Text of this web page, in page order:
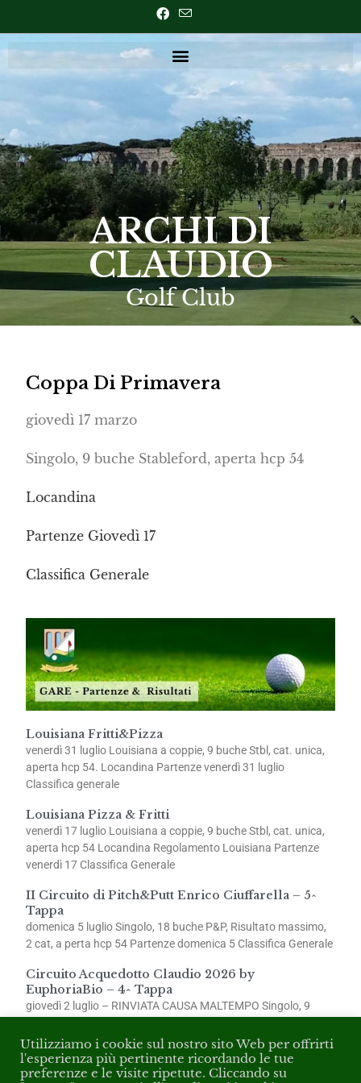
ARCHI DI
CLAUDIO
Golf Club
Coppa Di Primavera
giovedì 17 marzo
Singolo, 9 buche Stableford, aperta hcp 54
Locandina
Partenze Giovedì 17
Classifica Generale
Louisiana Fritti&Pizza
venerdì 31 luglio Louisiana a coppie, 9 buche Stbl, cat. unica,
aperta hcp 54. Locandina Partenze venerdì 31 luglio
Classifica generale
Louisiana Pizza & Fritti
venerdì 17 luglio Louisiana a coppie, 9 buche Stbl, cat. unica,
aperta hcp 54 Locandina Regolamento Louisiana Partenze
venerdì 17 Classifica Generale
II Circuito di Pitch&Putt Enrico Ciuffarella – 5^
Tappa
domenica 5 luglio Singolo, 18 buche P&P, Risultato massimo,
2 cat, a perta hcp 54 Partenze domenica 5 Classifica Generale
Circuito Acquedotto Claudio 2026 by
EuphoriaBio – 4^ Tappa
giovedì 2 luglio – RINVIATA CAUSA MALTEMPO Singolo, 9
Utilizziamo i cookie sul nostro sito Web per offrirti
l'esperienza più pertinente ricordando le tue
preferenze e le visite ripetute. Cliccando su